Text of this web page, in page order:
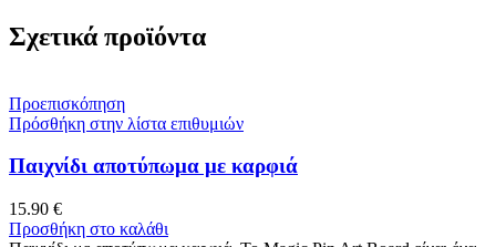
Σχετικά προϊόντα
Προεπισκόπηση
Πρόσθήκη στην λίστα επιθυμιών
Παιχνίδι αποτύπωμα με καρφιά
15.90 €
Προσθήκη στο καλάθι